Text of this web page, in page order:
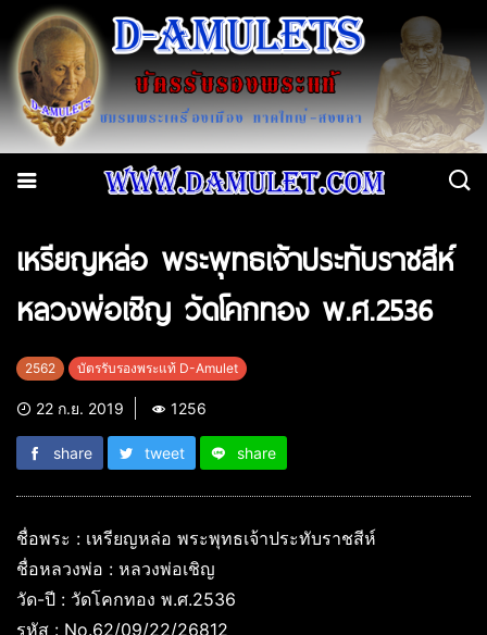
เหรียญหล่อ พระพุทธเจ้าประทับราชสีห์
หลวงพ่อเชิญ วัดโคกทอง พ.ศ.2536
2562 บัตรรับรองพระแท้ D-Amulet
22 ก.ย. 2019 1256
share tweet share
ชื่อพระ : เหรียญหล่อ พระพุทธเจ้าประทับราชสีห์
ชื่อหลวงพ่อ : หลวงพ่อเชิญ
วัด-ปี : วัดโคกทอง พ.ศ.2536
รหัส : No.62/09/22/26812